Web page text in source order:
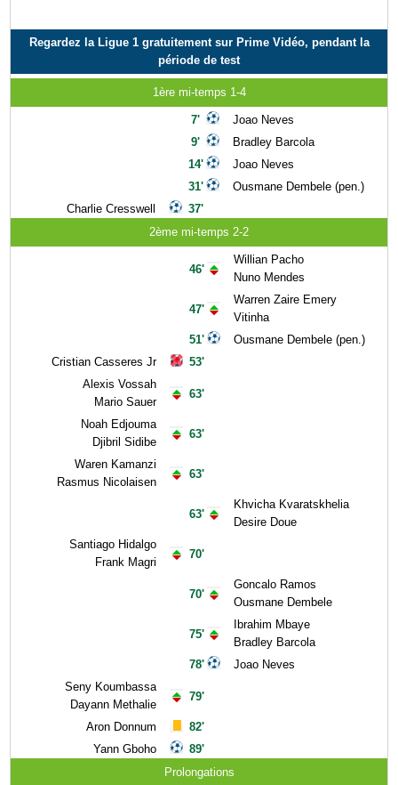
Regardez la Ligue 1 gratuitement sur Prime Vidéo, pendant la
période de test
1ère mi-temps 1-4
Charlie Cresswell
7'
9'
14'
31'
37'
Joao Neves
Bradley Barcola
Joao Neves
Ousmane Dembele (pen.)
2ème mi-temps 2-2
Cristian Casseres Jr
Alexis Vossah
Mario Sauer
Noah Edjouma
Djibril Sidibe
Waren Kamanzi
Rasmus Nicolaisen
Santiago Hidalgo
Frank Magri
Seny Koumbassa
Dayann Methalie
Aron Donnum
Yann Gboho
46'
47'
51'
53'
63'
63'
63'
63'
70'
70'
75'
78'
79'
82'
89'
Willian Pacho
Nuno Mendes
Warren Zaire Emery
Vitinha
Ousmane Dembele (pen.)
Khvicha Kvaratskhelia
Desire Doue
Goncalo Ramos
Ousmane Dembele
Ibrahim Mbaye
Bradley Barcola
Joao Neves
Prolongations